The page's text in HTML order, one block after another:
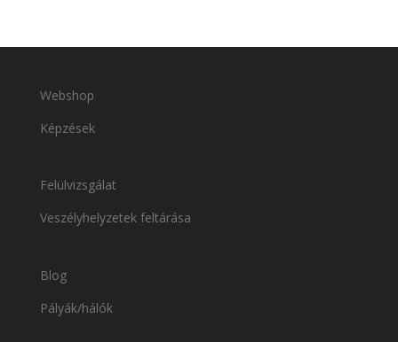
Webshop
Képzések
Felülvizsgálat
Veszélyhelyzetek feltárása
Blog
Pályák/hálók